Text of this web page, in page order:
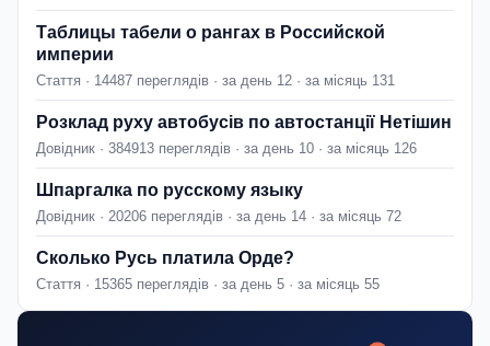
Таблицы табели о рангах в Российской
империи
Стаття · 14487 переглядів · за день 12 · за місяць 131
Розклад руху автобусів по автостанції Нетішин
Довідник · 384913 переглядів · за день 10 · за місяць 126
Шпаргалка по русскому языку
Довідник · 20206 переглядів · за день 14 · за місяць 72
Сколько Русь платила Орде?
Стаття · 15365 переглядів · за день 5 · за місяць 55